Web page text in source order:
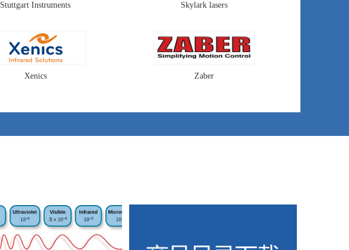
Stuttgart Instruments Skylark lasers
Xenics Zaber